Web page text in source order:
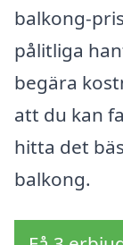
balkong-
pålitliga
begära
att du kan
hitta det
balkong.